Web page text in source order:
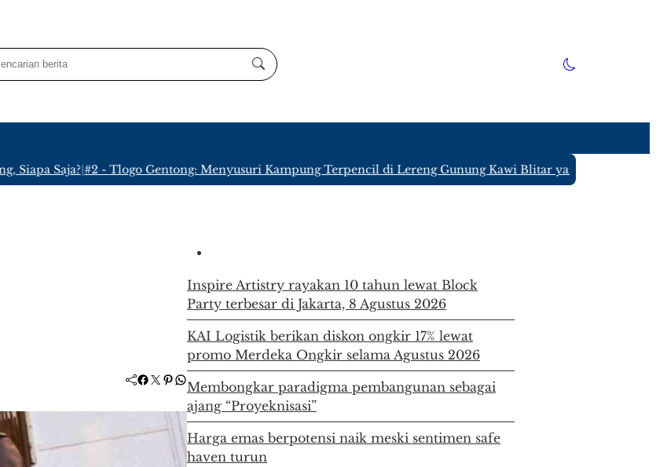
Saja?|#2 -Tlogo Gentong: Menyusuri Kampung Terpencil di Lereng Gunung Kawi Blitar yang Hanya Ditinggali 4
Facebook Twitter Pinterest WhatsApp
Inspire Artistry rayakan 10 tahun lewat Block
Party terbesar di Jakarta, 8 Agustus 2026
KAI Logistik berikan diskon ongkir 17% lewat
promo Merdeka Ongkir selama Agustus 2026
Membongkar paradigma pembangunan sebagai
ajang “Proyeknisasi”
Harga emas berpotensi naik meski sentimen safe
haven turun